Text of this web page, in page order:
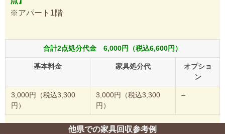
※アパート1階
合計2点処分代金 6,000円（税込6,600円）
基本料金 家具処分代
オプショ
ン
3,000円（税込3,300
円）
3,000円（税込3,300
円）
–
他県での家具回収参考例